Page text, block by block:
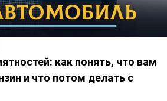
как понять, что вам
и что потом делать с